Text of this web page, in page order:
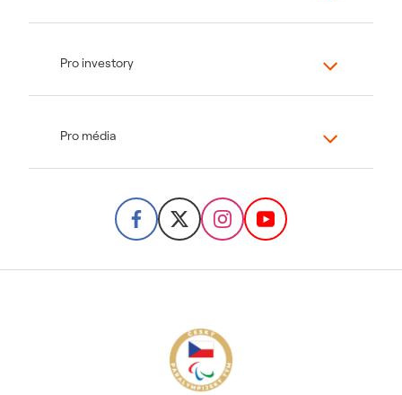
Pro investory
Pro média